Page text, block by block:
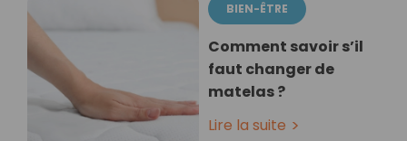
BIEN-ÊTRE
Comment savoir s’il
faut changer de
matelas ?
Lire la suite